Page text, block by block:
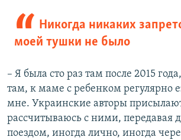
Никогда никаких
моей тушки не было
– Я была сто раз там после 2015
там, к маме с ребенком регулярно
мне. Украинские авторы
рассчитываюсь с ними, передавая
поездом, иногда лично, иногда